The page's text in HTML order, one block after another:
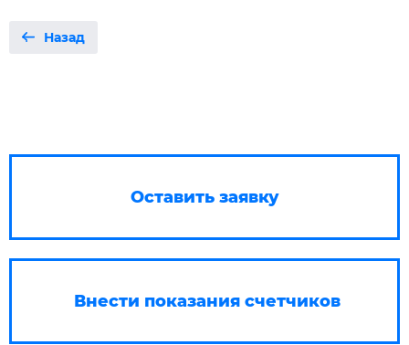
Назад
Оставить заявку
Внести показания счетчиков